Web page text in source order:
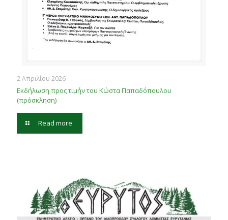
2 Απριλίου 2026
Εκδήλωση προς τιμήν του Κώστα Παπαδόπουλου
(πρόσκληση)
Read more